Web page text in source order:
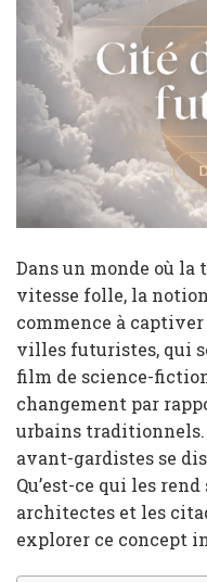
Dans un monde où la
vitesse folle, la
commence à
villes futuristes, qui
film de science-
changement par
urbains traditionnels.
avant-gardistes se
Qu’est-ce qui les
architectes et les
explorer ce concept